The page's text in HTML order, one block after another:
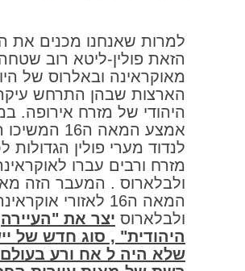
למרות שאנחנו מכנים את
הזאת פולין-ליטא רוב
מאוקראינה ובאלרוס של
הארצות שבהן התרחש
היהודי של מזרח אירופה.
אמצע המאה ה16
לנדוד מערי פולין הגדולות
מזרח ורבים עברו
ולבלארוס . המעבר הזה
המאה ה16 לאזורי
ולבלארוס יצר את "העיירה
היהודית" , סוג חדש של
שלא היה ל אח ורע